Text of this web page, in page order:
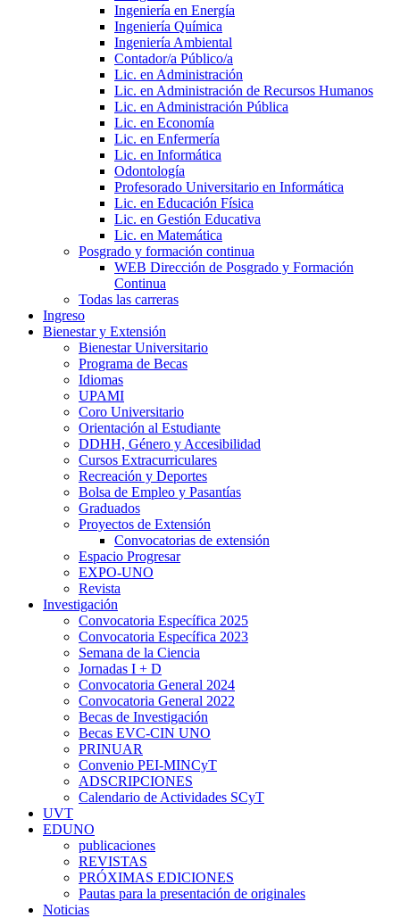
Ingeniería en Energía
Ingeniería Química
Ingeniería Ambiental
Contador/a Público/a
Lic. en Administración
Lic. en Administración de Recursos Humanos
Lic. en Administración Pública
Lic. en Economía
Lic. en Enfermería
Lic. en Informática
Odontología
Profesorado Universitario en Informática
Lic. en Educación Física
Lic. en Gestión Educativa
Lic. en Matemática
Posgrado y formación continua
WEB Dirección de Posgrado y Formación
Continua
Todas las carreras
Ingreso
Bienestar y Extensión
Bienestar Universitario
Programa de Becas
Idiomas
UPAMI
Coro Universitario
Orientación al Estudiante
DDHH, Género y Accesibilidad
Cursos Extracurriculares
Recreación y Deportes
Bolsa de Empleo y Pasantías
Graduados
Proyectos de Extensión
Convocatorias de extensión
Espacio Progresar
EXPO-UNO
Revista
Investigación
Convocatoria Específica 2025
Convocatoria Específica 2023
Semana de la Ciencia
Jornadas I + D
Convocatoria General 2024
Convocatoria General 2022
Becas de Investigación
Becas EVC-CIN UNO
PRINUAR
Convenio PEI-MINCyT
ADSCRIPCIONES
Calendario de Actividades SCyT
UVT
EDUNO
publicaciones
REVISTAS
PRÓXIMAS EDICIONES
Pautas para la presentación de originales
Noticias